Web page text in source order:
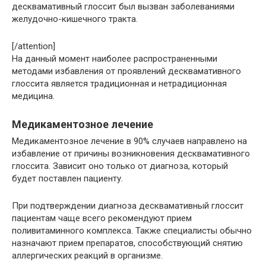
десквамативный глоссит был вызван заболеваниями
желудочно-кишечного тракта.
[/attention]
На данный момент наиболее распространенными
методами избавления от проявлений десквамативного
глоссита является традиционная и нетрадиционная
медицина.
Медикаментозное лечение
Медикаментозное лечение в 90% случаев направлено на
избавление от причины возникновения десквамативного
глоссита. Зависит оно только от диагноза, который
будет поставлен пациенту.
При подтверждении диагноза десквамативный глоссит
пациентам чаще всего рекомендуют прием
поливитаминного комплекса. Также специалисты обычно
назначают прием препаратов, способствующий снятию
аллергических реакций в организме.